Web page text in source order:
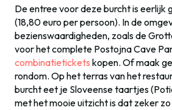
De entree voor deze burcht is eerlijk
(18,80 euro per persoon). In de
bezienswaardigheden, zoals de
voor het complete Postojna Cave
combinatietickets kopen. Of maak
rondom. Op het terras van het
burcht eet je Sloveense taartjes
met het mooie uitzicht is dat zeker zo